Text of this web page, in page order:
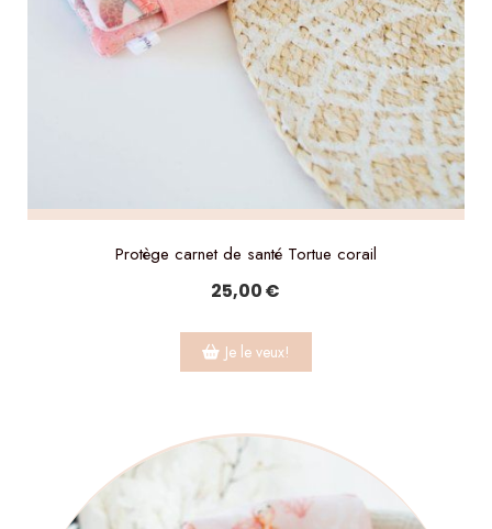
Protège carnet de santé Tortue corail
25,00€
Je le veux!